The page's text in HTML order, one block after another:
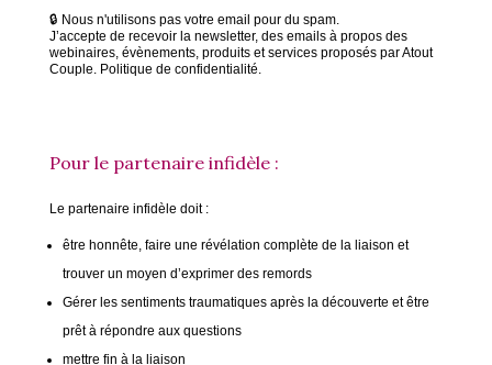
🔒 Nous n'utilisons pas votre email pour du spam.
J’accepte de recevoir la newsletter, des emails à propos des
webinaires, évènements, produits et services proposés par Atout
Couple. Politique de confidentialité.
Pour le partenaire infidèle :
Le partenaire infidèle doit :
être honnête, faire une révélation complète de la liaison et
trouver un moyen d’exprimer des remords
Gérer les sentiments traumatiques après la découverte et être
prêt à répondre aux questions
mettre fin à la liaison